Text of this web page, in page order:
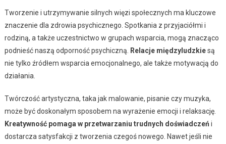
Tworzenie i utrzymywanie silnych więzi społecznych ma kluczowe
znaczenie dla zdrowia psychicznego. Spotkania z przyjaciółmi i
rodziną, a także uczestnictwo w grupach wsparcia, mogą znacząco
podnieść naszą odporność psychiczną. Relacje międzyludzkiesą
nie tylko źródłem wsparcia emocjonalnego, ale także motywacją do
działania.
Twórczość artystyczna, taka jak malowanie, pisanie czy muzyka,
może być doskonałym sposobem na wyrażenie emocji i relaksację.
Kreatywność pomaga w przetwarzaniu trudnych doświadczeń i
dostarcza satysfakcji z tworzenia czegoś nowego. Nawet jeśli nie